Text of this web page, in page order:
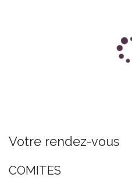
Votre rendez-vous
COMITES